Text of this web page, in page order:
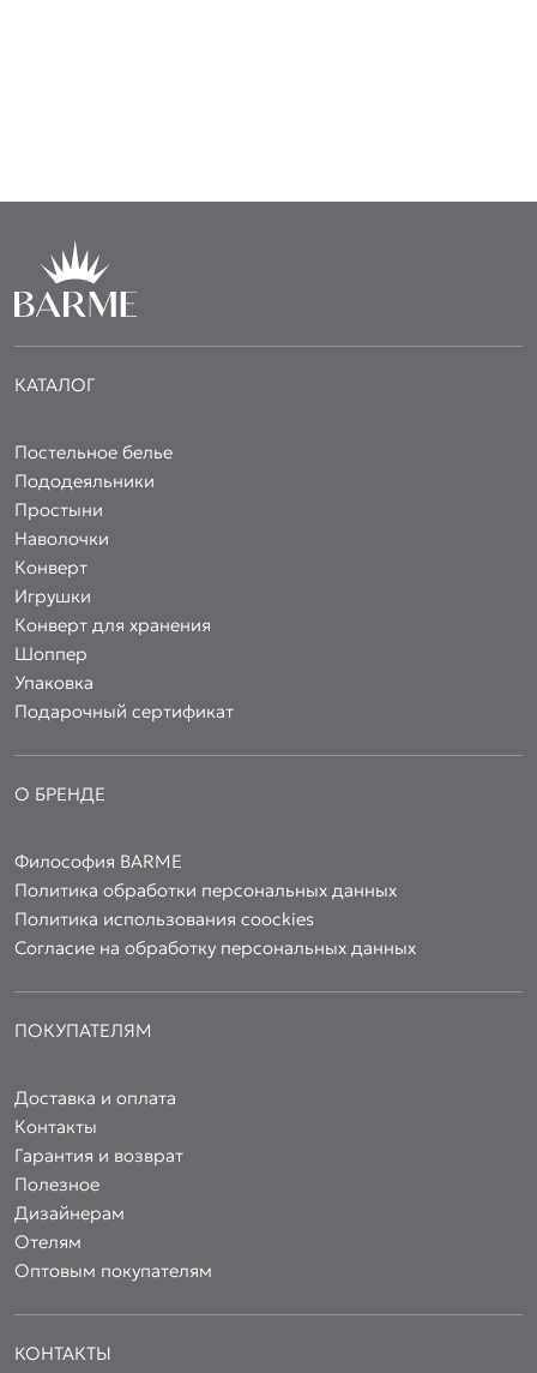
КАТАЛОГ
Постельное белье
Пододеяльники
Простыни
Наволочки
Конверт
Игрушки
Конверт для хранения
Шоппер
Упаковка
Подарочный сертификат
О БРЕНДЕ
Философия BARME
Политика обработки персональных данных
Политика использования coockies
Согласие на обработку персональных данных
ПОКУПАТЕЛЯМ
Доставка и оплата
Контакты
Гарантия и возврат
Полезное
Дизайнерам
Отелям
Оптовым покупателям
КОНТАКТЫ